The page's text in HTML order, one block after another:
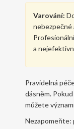
Varování:
nebezpečné
a
Pravidelná
dásněm.
můžete
Nezapomeňte: